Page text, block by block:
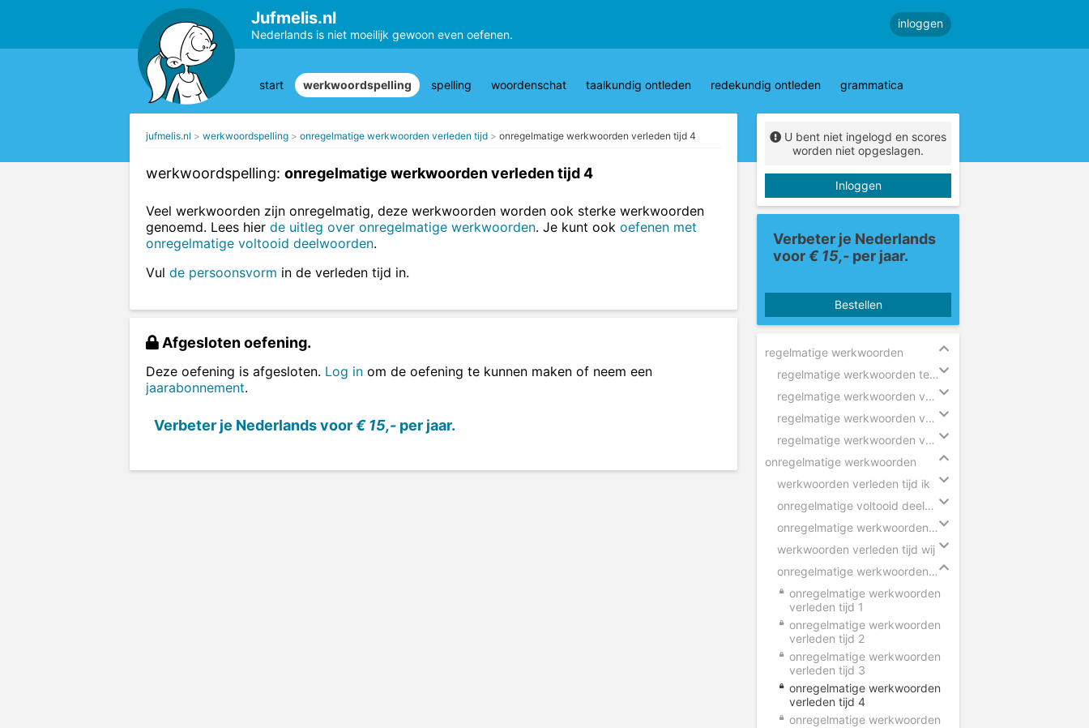
Jufmelis.nl
Nederlands is niet moeilijk gewoon even oefenen.
inloggen
start werkwoordspelling spelling woordenschat taalkundig ontleden redekundig ontleden grammatica
jufmelis.nl werkwoordspelling onregelmatige werkwoorden verleden tijd onregelmatige werkwoorden verleden tijd 4
werkwoordspelling: onregelmatige werkwoorden verleden tijd 4
Veel werkwoorden zijn onregelmatig, deze werkwoorden worden ook sterke werkwoorden
genoemd. Lees hier de uitleg over onregelmatige werkwoorden. Je kunt ook oefenen met
onregelmatige voltooid deelwoorden.
Vul de persoonsvorm in de verleden tijd in.
Afgesloten oefening.
Deze oefening is afgesloten. Log in om de oefening te kunnen maken of neem een
jaarabonnement.
Verbeter je Nederlands voor€ 15,- per jaar.
U bent niet ingelogd en scores
worden niet opgeslagen.
Inloggen
Verbeter je Nederlands
voor€ 15,- per jaar.
Bestellen
regelmatige werkwoorden
regelmatige werkwoorden tegenwoordige tijd
regelmatige werkwoorden verleden tijd
regelmatige werkwoorden voltooid deelwoord
regelmatige werkwoorden verleden tijd eenvoudig
onregelmatige werkwoorden
werkwoorden verleden tijd ik
onregelmatige voltooid deelwoorden in zinnen
onregelmatige werkwoorden voltooid deelwoord
werkwoorden verleden tijd wij
onregelmatige werkwoorden verleden tijd
onregelmatige werkwoorden
verleden tijd 1
onregelmatige werkwoorden
verleden tijd 2
onregelmatige werkwoorden
verleden tijd 3
onregelmatige werkwoorden
verleden tijd 4
onregelmatige werkwoorden